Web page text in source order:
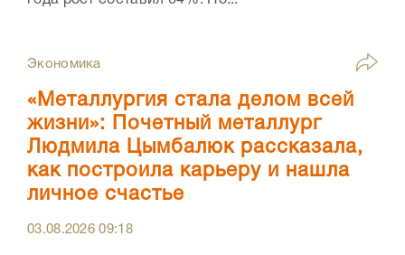
Экономика
«Металлургия стала делом всей
жизни»: Почетный металлург
Людмила Цымбалюк рассказала,
как построила карьеру и нашла
личное счастье
03.08.202609:18